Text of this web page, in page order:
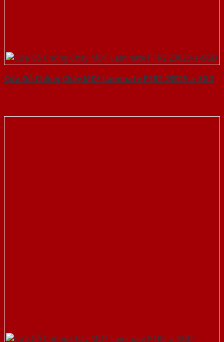
Cửa Gỗ Chống Cháy MDF Laminate P1R2 23029-a-SGD